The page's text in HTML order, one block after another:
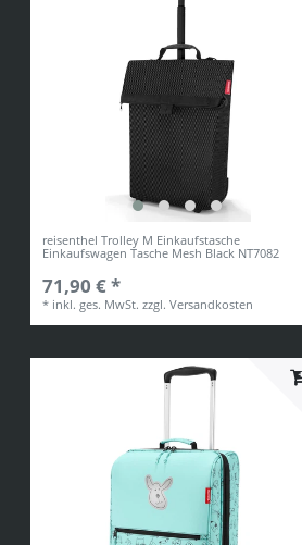
reisenthel Trolley M Einkaufstasche
Einkaufswagen Tasche Mesh Black NT7082
71,90 € *
* inkl. ges. MwSt. zzgl.Versandkosten